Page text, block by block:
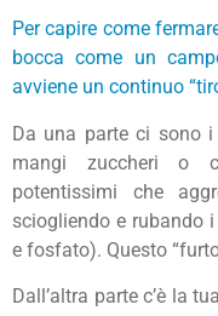
Per capire come
bocca come un
avviene un continuo
Da una parte ci sono
mangi zuccheri o
potentissimi che
sciogliendo e rubando
e fosfato). Questo
Dall’altra parte c’è la